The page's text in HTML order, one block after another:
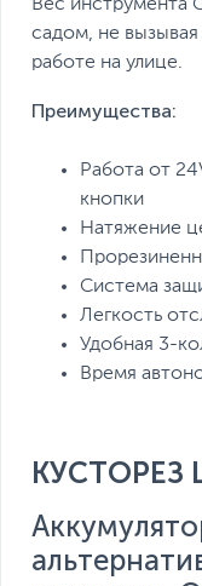
Вес инструмента
садом, не
работе на улице.
Преимущества:
Работа от
кнопки
Натяжение
Система
Легкость
Удобная 3-
Время
КУСТОРЕЗ